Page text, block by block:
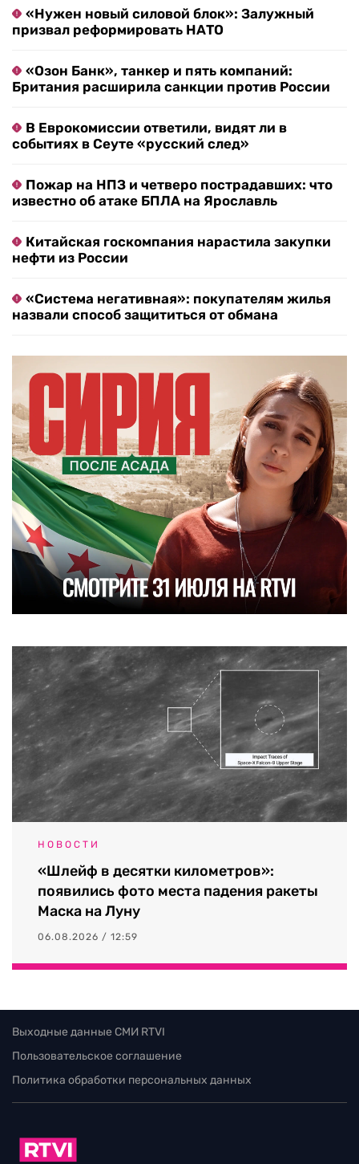
«Нужен новый силовой блок»: Залужный
призвал реформировать НАТО
«Озон Банк», танкер и пять компаний:
Британия расширила санкции против России
В Еврокомиссии ответили, видят ли в
событиях в Сеуте «русский след»
Пожар на НПЗ и четверо пострадавших: что
известно об атаке БПЛА на Ярославль
Китайская госкомпания нарастила закупки
нефти из России
«Система негативная»: покупателям жилья
назвали способ защититься от обмана
НОВОСТИ
«Шлейф в десятки километров»:
появились фото места падения ракеты
Маска на Луну
06.08.2026 / 12:59
Выходные данные СМИ RTVI
Пользовательское соглашение
Политика обработки персональных данных